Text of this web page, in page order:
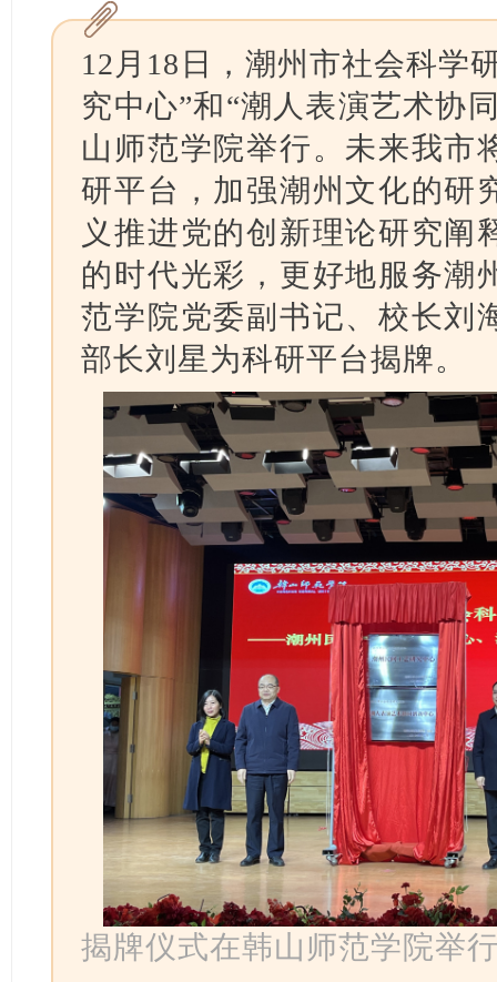
12月18日，潮州市社会科学
究中心”和“潮人表演艺术协
山师范学院举行。未来我市
研平台，加强潮州文化的研
义推进党的创新理论研究阐
的时代光彩，更好地服务潮
范学院党委副书记、校长刘
部长刘星为科研平台揭牌。
揭牌仪式在韩山师范学院举